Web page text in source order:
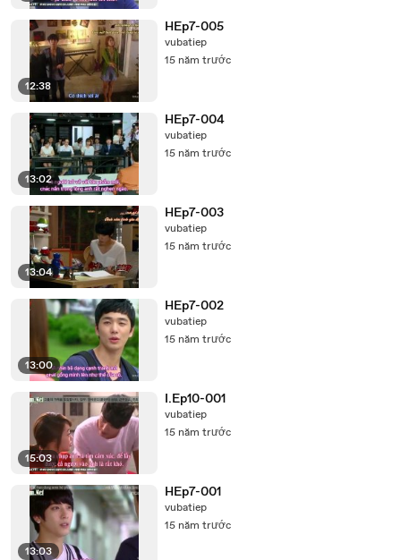
12:38
HEp7-005
vubatiep
15 năm trước
13:02
HEp7-004
vubatiep
15 năm trước
13:04
HEp7-003
vubatiep
15 năm trước
13:00
HEp7-002
vubatiep
15 năm trước
15:03
I.Ep10-001
vubatiep
15 năm trước
13:03
HEp7-001
vubatiep
15 năm trước